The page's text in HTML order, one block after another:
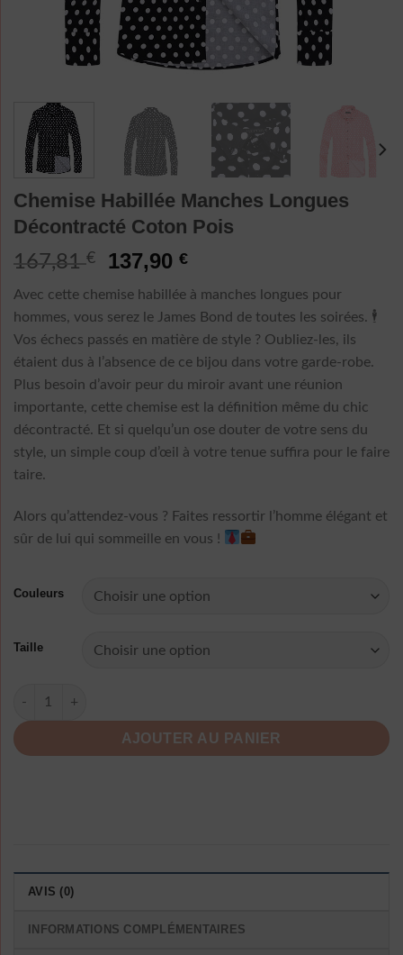
Chemise Habillée Manches Longues
Décontracté Coton Pois
167,81€
Le
initial
était :
167,81 €.
137,90€Le
actuel
est :
137,90 €.
Avec cette chemise habillée à manches longues pour
hommes, vous serez le James Bond de toutes les soirées. 🕴️
Vos échecs passés en matière de style ? Oubliez-les, ils
étaient dus à l’absence de ce bijou dans votre garde-robe.
Plus besoin d’avoir peur du miroir avant une réunion
importante, cette chemise est la définition même du chic
décontracté. Et si quelqu’un ose douter de votre sens du
style, un simple coup d’œil à votre tenue suffira pour le faire
taire.
Alors qu’attendez-vous ? Faites ressortir l’homme élégant et
sûr de lui qui sommeille en vous !
Couleurs
Taille
quantité de Chemise Habillée Manches Longues Décontracté
AJOUTER AU PANIER
AVIS (0)
INFORMATIONS COMPLÉMENTAIRES